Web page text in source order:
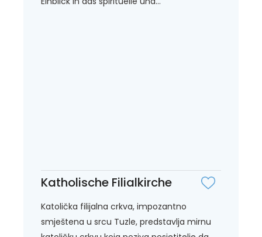
Katholische Filialkirche
Katolička filijalna crkva, impozantno
smještena u srcu Tuzle, predstavlja mirnu